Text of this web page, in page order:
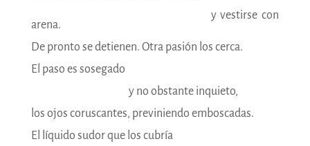
y vestirse con
arena.
De pronto se detienen. Otra pasión los cerca.
El paso es sosegado
y no obstante inquieto,
los ojos coruscantes, previniendo emboscadas.
El líquido sudor que los cubría